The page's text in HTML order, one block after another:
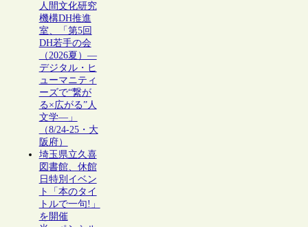
人間文化研究
機構DH推進
室、「第5回
DH若手の会
（2026夏）―
デジタル・ヒ
ューマニティ
ーズで“繋が
る×広がる”人
文学―」
（8/24-25・大
阪府）
埼玉県立久喜
図書館、休館
日特別イベン
ト「本のタイ
トルで一句!」
を開催